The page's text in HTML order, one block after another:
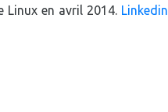
Linux en avril 2014. Linkedin